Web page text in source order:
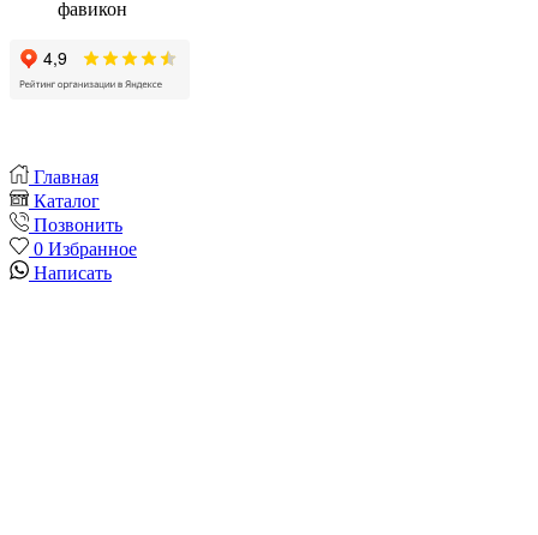
Главная
Каталог
Позвонить
0 Избранное
Написать